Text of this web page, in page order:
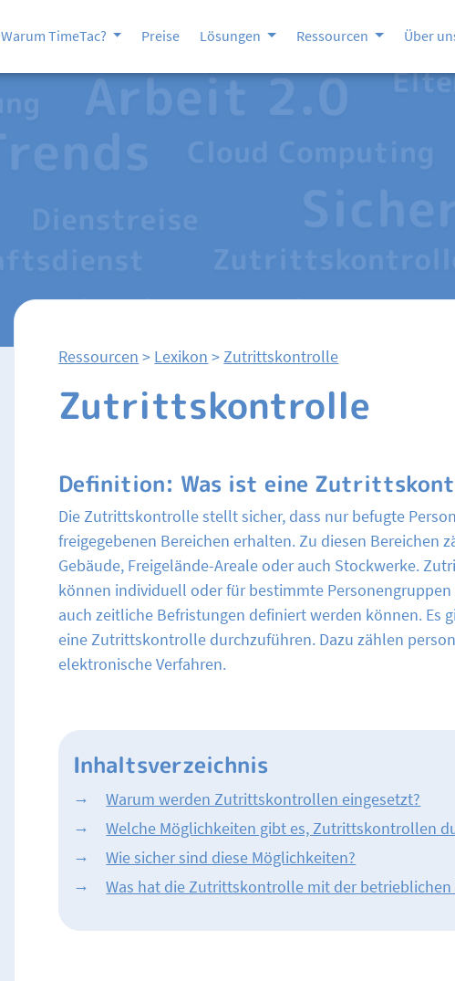
Warum TimeTac? Preise Lösungen Ressourcen Über
Ressourcen > Lexikon >Zutrittskontrolle
Zutrittskontrolle
Definition: Was ist eine
Die Zutrittskontrolle stellt sicher, dass nur befugte
freigegebenen Bereichen erhalten. Zu diesen Bereichen
Gebäude, Freigelände-Areale oder auch Stockwerke.
können individuell oder für bestimmte
auch zeitliche Befristungen definiert werden können. Es
eine Zutrittskontrolle durchzuführen. Dazu zählen
elektronische Verfahren.
Inhaltsverzeichnis
Warum werden Zutrittskontrollen eingesetzt?
Welche Möglichkeiten gibt es, Zutrittskontrollen
Wie sicher sind diese Möglichkeiten?
Was hat die Zutrittskontrolle mit der betrieblichen